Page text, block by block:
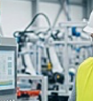
汽车交通